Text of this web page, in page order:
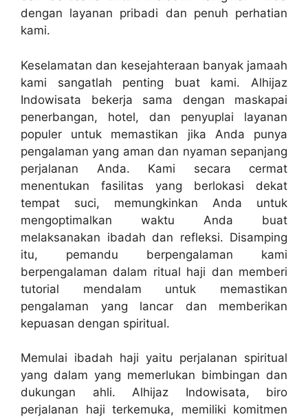
dengan layanan pribadi dan penuh perhatian
kami.
Keselamatan dan kesejahteraan banyak jamaah
kami sangatlah penting buat kami. Alhijaz
Indowisata bekerja sama dengan maskapai
penerbangan, hotel, dan penyuplai layanan
populer untuk memastikan jika Anda punya
pengalaman yang aman dan nyaman sepanjang
perjalanan Anda. Kami secara cermat
menentukan fasilitas yang berlokasi dekat
tempat suci, memungkinkan Anda untuk
mengoptimalkan waktu Anda buat
melaksanakan ibadah dan refleksi. Disamping
itu, pemandu berpengalaman kami
berpengalaman dalam ritual haji dan memberi
tutorial mendalam untuk memastikan
pengalaman yang lancar dan memberikan
kepuasan dengan spiritual.
Memulai ibadah haji yaitu perjalanan spiritual
yang dalam yang memerlukan bimbingan dan
dukungan ahli. Alhijaz Indowisata, biro
perjalanan haji terkemuka, memiliki komitmen